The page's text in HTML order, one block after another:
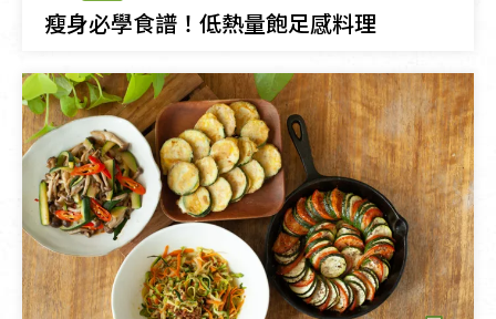
瘦身必學食譜！低熱量飽足感料理